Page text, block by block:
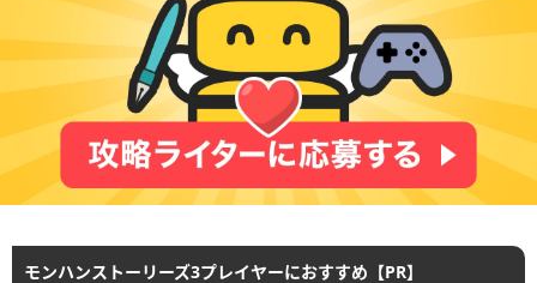
モンハンストーリーズ3プレイヤーにおすすめ【PR】